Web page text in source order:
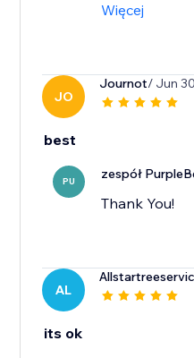
Więcej
JO
Journot/ Jun
best
PU zespół
Thank You!
AL
its ok